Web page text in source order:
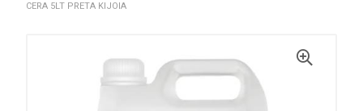
CERA 5LT PRETA KIJOIA